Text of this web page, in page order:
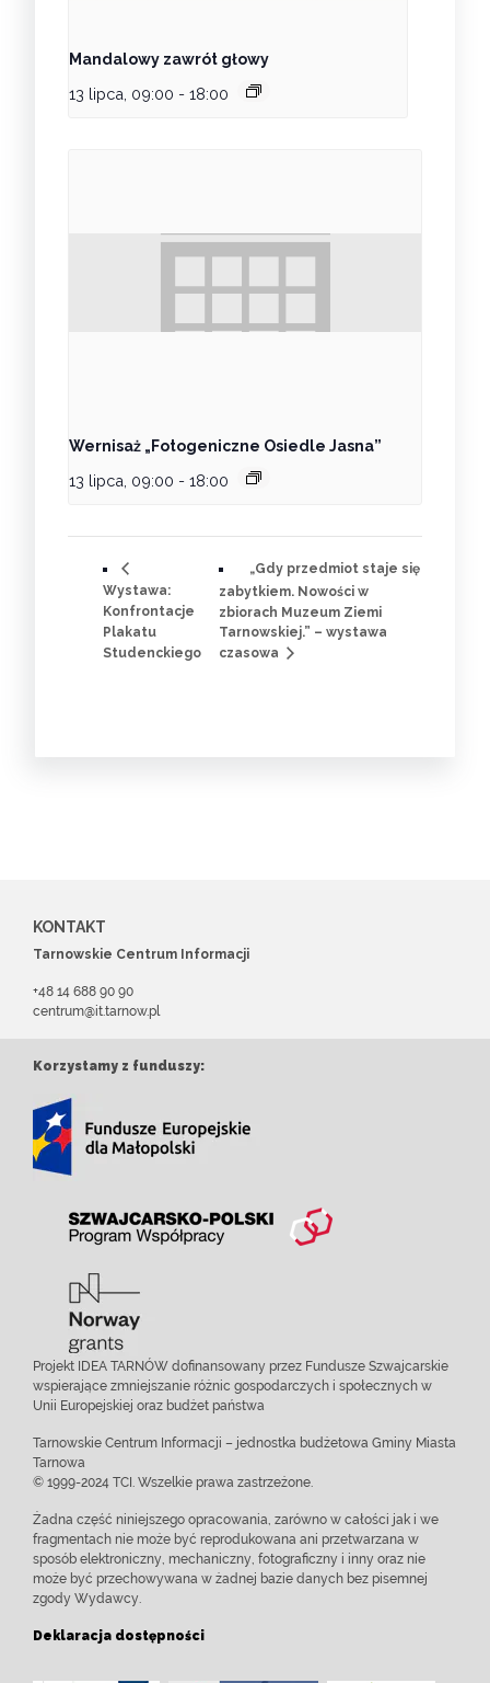
Mandalowy zawrót głowy
13 lipca, 09:00 - 18:00
Wernisaż „Fotogeniczne Osiedle Jasna”
13 lipca, 09:00 - 18:00
Wystawa:
Konfrontacje
Plakatu
Studenckiego
„Gdy przedmiot staje się
zabytkiem. Nowości w
zbiorach Muzeum Ziemi
Tarnowskiej.” – wystawa
czasowa
KONTAKT
Tarnowskie Centrum Informacji
+48 14 688 90 90
centrum@it.tarnow.pl
Korzystamy z funduszy:
Projekt IDEA TARNÓW dofinansowany przez Fundusze Szwajcarskie
wspierające zmniejszanie różnic gospodarczych i społecznych w
Unii Europejskiej oraz budżet państwa
Tarnowskie Centrum Informacji – jednostka budżetowa Gminy Miasta
Tarnowa
© 1999-2024 TCI. Wszelkie prawa zastrzeżone.
Żadna część niniejszego opracowania, zarówno w całości jak i we
fragmentach nie może być reprodukowana ani przetwarzana w
sposób elektroniczny, mechaniczny, fotograficzny i inny oraz nie
może być przechowywana w żadnej bazie danych bez pisemnej
zgody Wydawcy.
Deklaracja dostępności